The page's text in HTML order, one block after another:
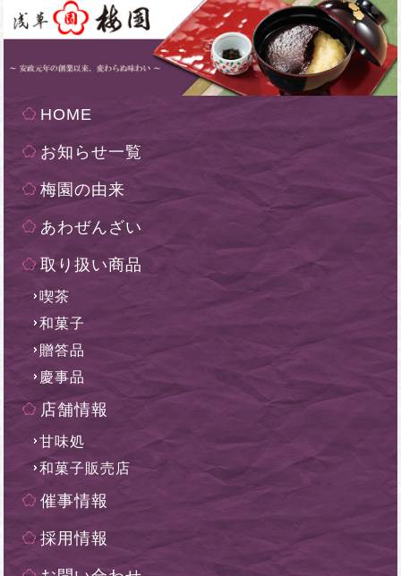
HOME
お知らせ一覧
梅園の由来
あわぜんざい
取り扱い商品
喫茶
和菓子
贈答品
慶事品
店舗情報
甘味処
和菓子販売店
催事情報
採用情報